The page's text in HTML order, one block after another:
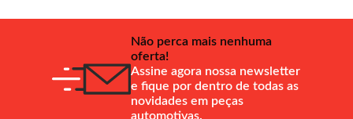
Não perca mais nenhuma
oferta!
Assine agora nossa newsletter
e fique por dentro de todas as
novidades em peças
automotivas.